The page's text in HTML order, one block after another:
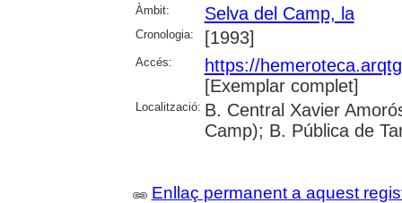
Àmbit: Selva del Camp, la
Cronologia: [1993]
Accés:
https://
[Exemplar complet]
Localització: B. Central Xavier
Camp); B. Pública de
Enllaç permanent a aquest